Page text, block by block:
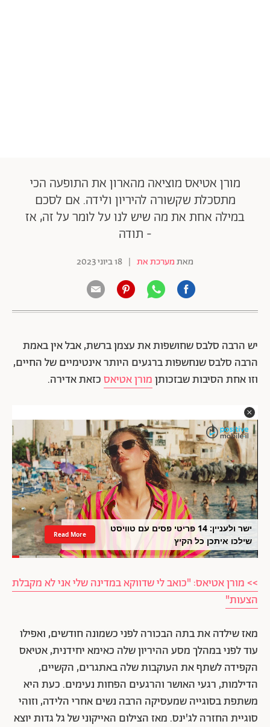
מורן אטיאס מוציאה מהארון את התופעה הכי
מתסכלת שקשורה להיריון ולידה. אם לסכם
במילה אחת את מה שיש לנו על לומר על זה, אז
- תודה
מאתמערכת את | 18 ביוני 2023
יש הרבה סלבס שחושפות את עצמן ברשת, אבל אין באמת
הרבה סלבס שנחשפות ברגעים היותר אינטימיים של החיים,
וזו אחת הסיבות שבזכותןמורן אטיאסכזאת אדירה.
ישר ולעניין: 14 פריטי פסים עם טוויסט
שילכו איתכן כל הקיץ
Read More
>> מורן אטיאס: "כואב לי שדווקא במדינה שלי אני לא מקבלת
הצעות"
מאז שילדה את בתה הבכורה לפני כשמונה חודשים, ואפילו
עוד לפני במהלך מסע ההיריון שלה כאימא יחידנית, אטיאס
הקפידה לשתף את העוקבות שלה באתגרים, הקשיים,
הדילמות, רגעי האושר והרגעים הפחות נעימים. כעת היא
משתפת בסוגייה שמעסיקה הרבה נשים אחרי הלידה, וזוהי
סוגיית החזרה לג'ינס. מאז הצילום האייקוני של גל גדות יוצא